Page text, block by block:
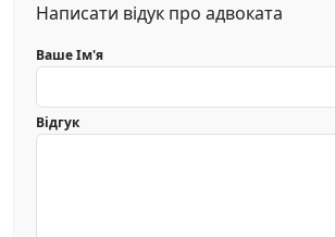
Написати відук про адвоката
Ваше Ім'я
Відгук